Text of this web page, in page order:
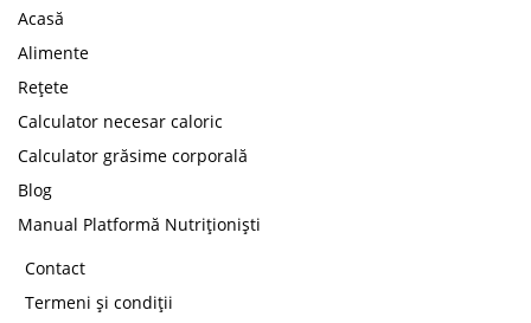
Acasă
Alimente
Rețete
Calculator necesar caloric
Calculator grăsime corporală
Blog
Manual Platformă Nutriționiști
Contact
Termeni și condiții